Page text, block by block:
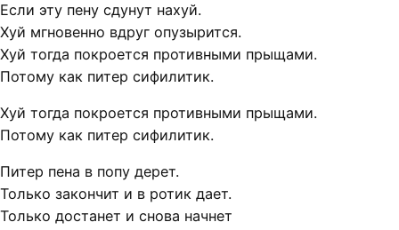
Если эту пену сдунут нахуй.
Хуй мгновенно вдруг опузырится.
Хуй тогда покроется противными прыщами.
Потому как питер сифилитик.
Хуй тогда покроется противными прыщами.
Потому как питер сифилитик.
Питер пена в попу дерет.
Только закончит и в ротик дает.
Только достанет и снова начнет